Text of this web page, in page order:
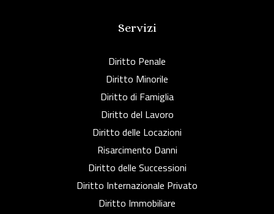
Servizi
Diritto Penale
Diritto Minorile
Diritto di Famiglia
Diritto del Lavoro
Diritto delle Locazioni
Risarcimento Danni
Diritto delle Successioni
Diritto Internazionale Privato
Diritto Immobiliare